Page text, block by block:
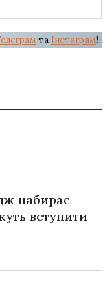
та Інстаграм!
набирає
вступити